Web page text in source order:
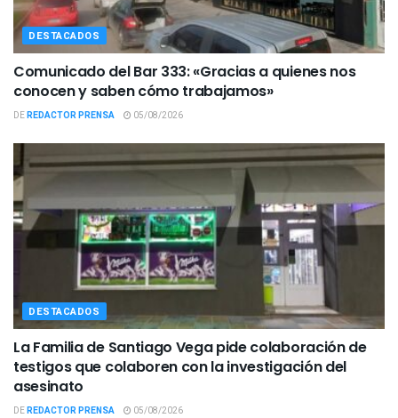
DESTACADOS
Comunicado del Bar 333: «Gracias a quienes nos
conocen y saben cómo trabajamos»
DEREDACTOR PRENSA 05/08/2026
DESTACADOS
La Familia de Santiago Vega pide colaboración de
testigos que colaboren con la investigación del
asesinato
DEREDACTOR PRENSA 05/08/2026